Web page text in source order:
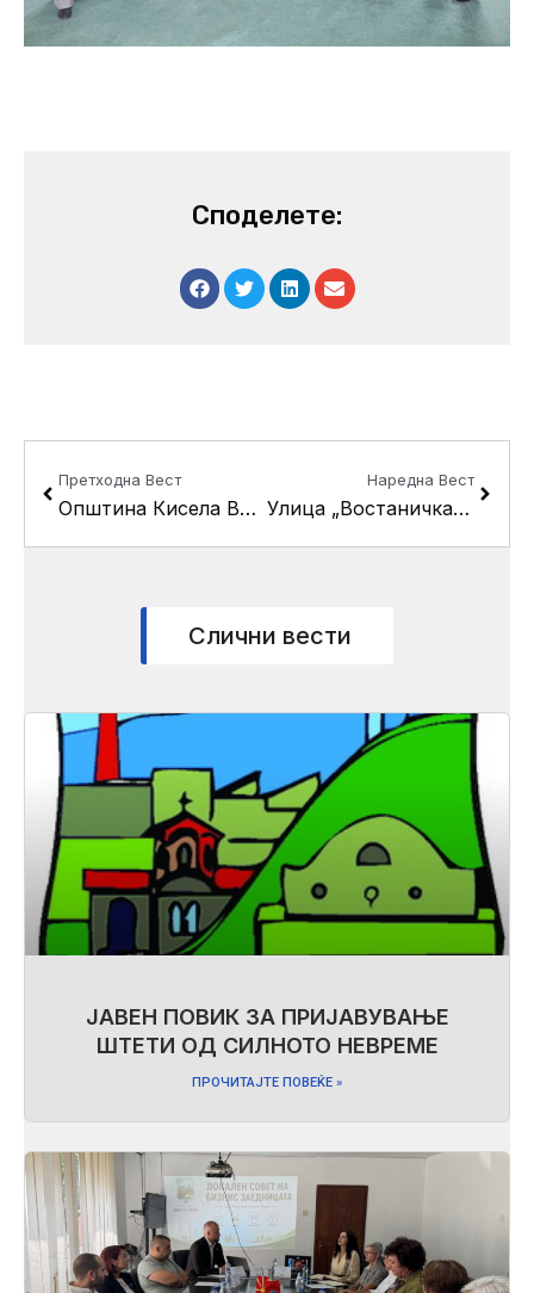
Споделете:
Претходна Вест
Општина Кисела Вода го одбележа Националниот ден на Унгарците
Наредна Вест
Улица „Востаничка“ кај Рептил Маркет во општина Кисела Вода без струја
Слични вести
ЈАВЕН ПОВИК ЗА ПРИЈАВУВАЊЕ
ШТЕТИ ОД СИЛНОТО НЕВРЕМЕ
ПРОЧИТАЈТЕ ПОВЕЌЕ »